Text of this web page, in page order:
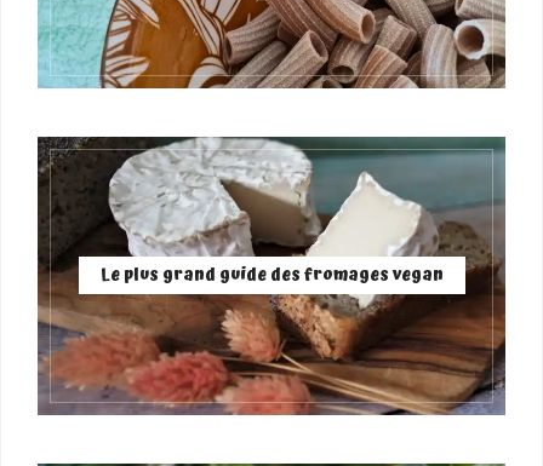
Le plus grand guide des fromages vegan